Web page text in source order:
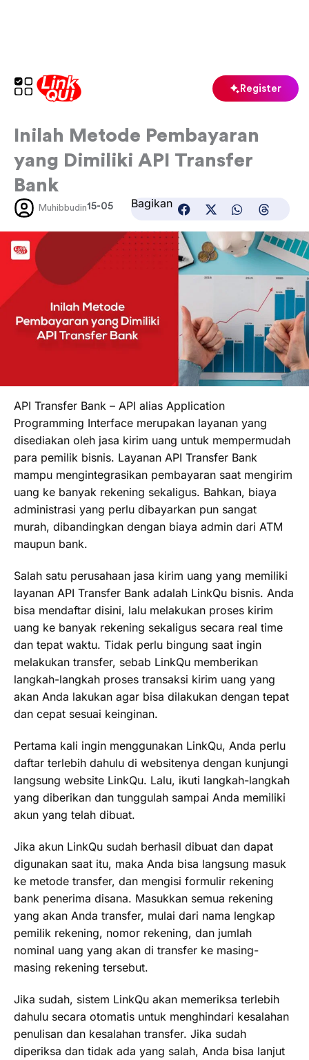
Register
Inilah Metode Pembayaran
yang Dimiliki API Transfer
Bank
Muhibbudin15-05 Bagikan
API Transfer Bank – API alias Application
Programming Interface merupakan layanan yang
disediakan oleh jasa kirim uang untuk mempermudah
para pemilik bisnis. Layanan API Transfer Bank
mampu mengintegrasikan pembayaran saat mengirim
uang ke banyak rekening sekaligus. Bahkan, biaya
administrasi yang perlu dibayarkan pun sangat
murah, dibandingkan dengan biaya admin dari ATM
maupun bank.
Salah satu perusahaan jasa kirim uang yang memiliki
layanan API Transfer Bank adalah LinkQu bisnis. Anda
bisa mendaftar disini, lalu melakukan proses kirim
uang ke banyak rekening sekaligus secara real time
dan tepat waktu. Tidak perlu bingung saat ingin
melakukan transfer, sebab LinkQu memberikan
langkah-langkah proses transaksi kirim uang yang
akan Anda lakukan agar bisa dilakukan dengan tepat
dan cepat sesuai keinginan.
Pertama kali ingin menggunakan LinkQu, Anda perlu
daftar terlebih dahulu di websitenya dengan kunjungi
langsung website LinkQu. Lalu, ikuti langkah-langkah
yang diberikan dan tunggulah sampai Anda memiliki
akun yang telah dibuat.
Jika akun LinkQu sudah berhasil dibuat dan dapat
digunakan saat itu, maka Anda bisa langsung masuk
ke metode transfer, dan mengisi formulir rekening
bank penerima disana. Masukkan semua rekening
yang akan Anda transfer, mulai dari nama lengkap
pemilik rekening, nomor rekening, dan jumlah
nominal uang yang akan di transfer ke masing-
masing rekening tersebut.
Jika sudah, sistem LinkQu akan memeriksa terlebih
dahulu secara otomatis untuk menghindari kesalahan
penulisan dan kesalahan transfer. Jika sudah
diperiksa dan tidak ada yang salah, Anda bisa lanjut